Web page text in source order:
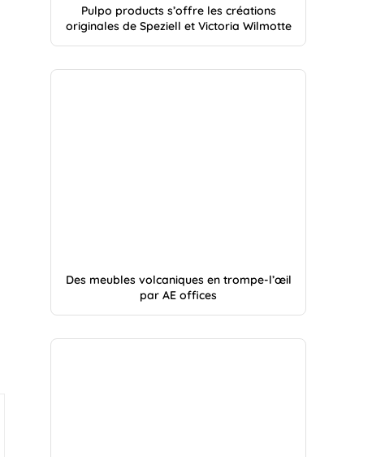
Pulpo products s’offre les créations
originales de Speziell et Victoria Wilmotte
Des meubles volcaniques en trompe-l’œil
par AE offices